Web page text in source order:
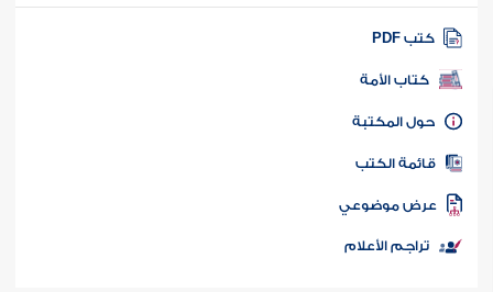
كتب PDF
كتاب الأمة
المكتبة
الكتب
موضوعي